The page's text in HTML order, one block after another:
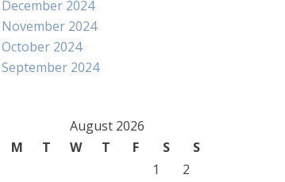
December 2024
November 2024
October 2024
September 2024
August 2026
M
T W T F S
S
1
2